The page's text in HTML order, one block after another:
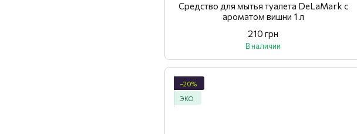
Средство для мытья туалета DeLaMark с
ароматом вишни 1 л
210 грн
В наличии
−20%
ЭКО